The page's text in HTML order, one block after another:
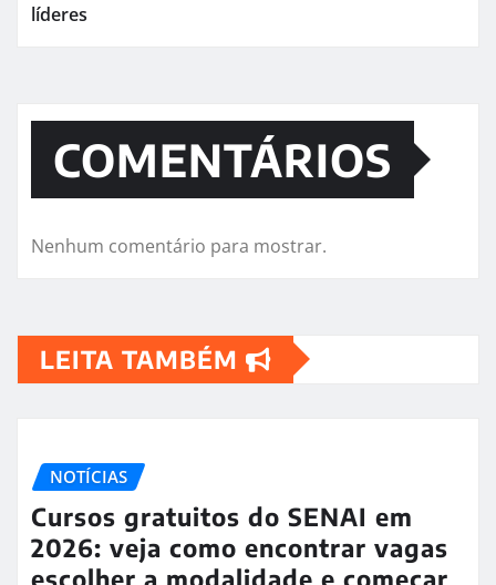
líderes
COMENTÁRIOS
Nenhum comentário para mostrar.
LEITA TAMBÉM
NOTÍCIAS
Cursos gratuitos do SENAI em
2026: veja como encontrar vagas
escolher a modalidade e começar